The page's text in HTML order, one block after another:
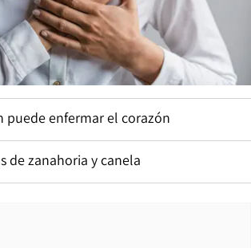
puede enfermar el corazón
de zanahoria y canela